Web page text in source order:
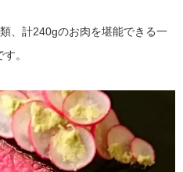
、計240gのお肉を堪能できる一
。